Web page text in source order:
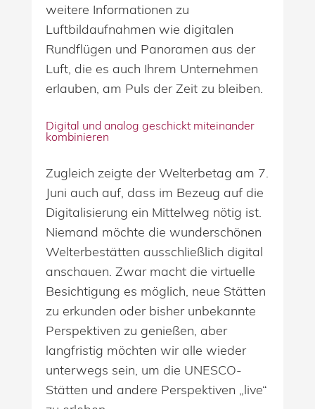
weitere Informationen zu
Luftbildaufnahmen wie digitalen
Rundflügen und Panoramen aus der
Luft, die es auch Ihrem Unternehmen
erlauben, am Puls der Zeit zu bleiben.
Digital und analog geschickt miteinander
kombinieren
Zugleich zeigte der Welterbetag am 7.
Juni auch auf, dass im Bezeug auf die
Digitalisierung ein Mittelweg nötig ist.
Niemand möchte die wunderschönen
Welterbestätten ausschließlich digital
anschauen. Zwar macht die virtuelle
Besichtigung es möglich, neue Stätten
zu erkunden oder bisher unbekannte
Perspektiven zu genießen, aber
langfristig möchten wir alle wieder
unterwegs sein, um die UNESCO-
Stätten und andere Perspektiven „live“